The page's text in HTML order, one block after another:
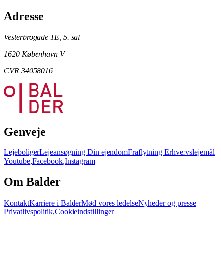
Adresse
Vesterbrogade 1E, 5. sal
1620 København V
CVR 34058016
Genveje
LejeboligerLejeansøgning Din ejendomFraflytning Erhvervslejemål
Youtube,Facebook,Instagram
Om Balder
KontaktKarriere i BalderMød vores ledelseNyheder og presse
Privatlivspolitik,Cookieindstillinger